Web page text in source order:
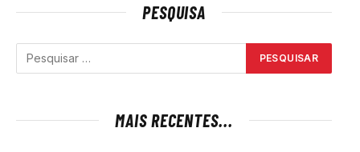
PESQUISA
MAIS RECENTES...